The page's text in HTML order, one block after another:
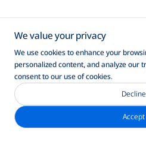
We value your privacy
We use cookies to enhance your
personalized content, and analyze our
consent to our use of cookies.
Decline
Accept